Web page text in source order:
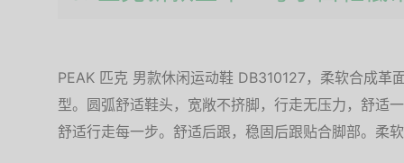
PEAK 匹克 男款休闲运动鞋 DB310127，柔软合成革
型。圆弧舒适鞋头，宽敞不挤脚，行走无压力，舒适
舒适行走每一步。舒适后跟，稳固后跟贴合脚部。柔